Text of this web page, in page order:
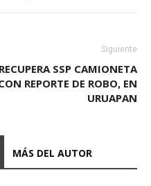
Siguiente
RECUPERA SSP CAMIONETA
REPORTE DE ROBO, EN
URUAPAN
MÁS DEL AUTOR